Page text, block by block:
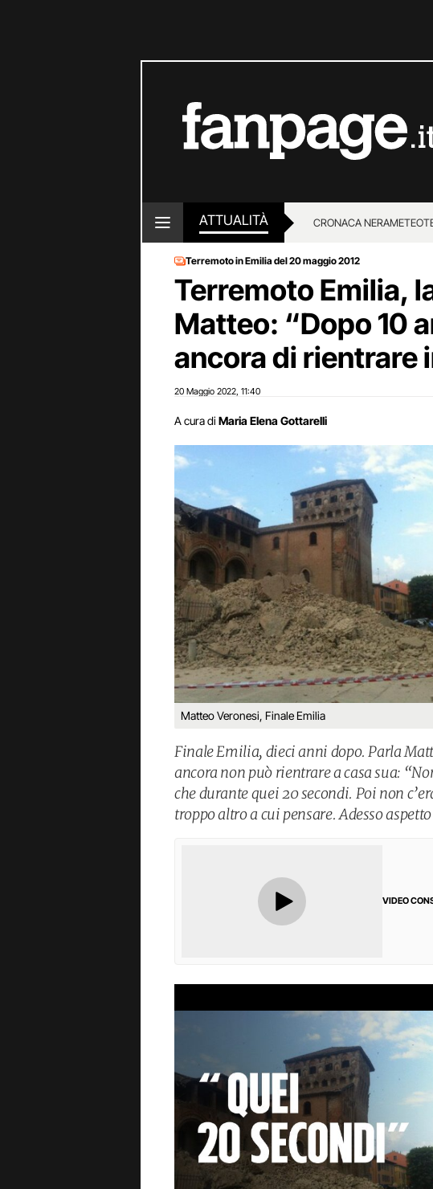
ATTUALITÀ CRONACA NERAMETEO
LOTTO E
Terremoto in Emilia del 20 maggio 2012
Terremoto Emilia,
Matteo: “Dopo 10
ancora di rientrare
20 Maggio 2022 11:40
A cura di Maria Elena Gottarelli
Matteo Veronesi, Finale Emilia
Finale Emilia, dieci anni dopo. Parla
ancora non può rientrare a casa sua:
che durante quei 20 secondi. Poi non
troppo altro a cui pensare. Adesso
VIDEO